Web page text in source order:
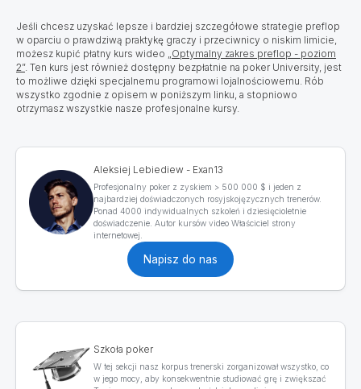
Jeśli chcesz uzyskać lepsze i bardziej szczegółowe strategie preflop
w oparciu o prawdziwą praktykę graczy i przeciwnicy o niskim limicie,
możesz kupić płatny kurs wideo
„Optymalny zakres preflop - poziom
2”. Ten kurs jest również dostępny bezpłatnie na poker University, jest
to możliwe dzięki specjalnemu programowi lojalnościowemu. Rób
wszystko zgodnie z opisem w poniższym linku, a stopniowo
otrzymasz wszystkie nasze profesjonalne kursy.
Aleksiej Lebiediew - Exan13
Profesjonalny poker z zyskiem > 500 000 $ i jeden z
najbardziej doświadczonych rosyjskojęzycznych trenerów.
Ponad 4000 indywidualnych szkoleń i dziesięcioletnie
doświadczenie. Autor kursów video Właściciel strony
internetowej.
Napisz do nas
Szkoła poker
W tej sekcji nasz korpus trenerski zorganizował wszystko, co
w jego mocy, aby konsekwentnie studiować grę i zwiększać